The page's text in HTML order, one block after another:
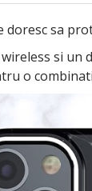
doresc sa
si
o